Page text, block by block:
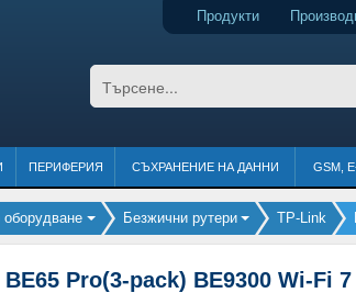
Продукти
ПЕРИФЕРИЯ СЪХРАНЕНИЕ НА ДАННИ GSM,
Безжични рутери TP-Link
Pro(3-pack) BE9300 Wi-Fi